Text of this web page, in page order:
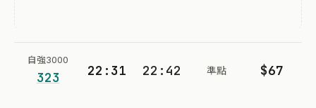
自強3000
323 22:31 22:42 準點 $67